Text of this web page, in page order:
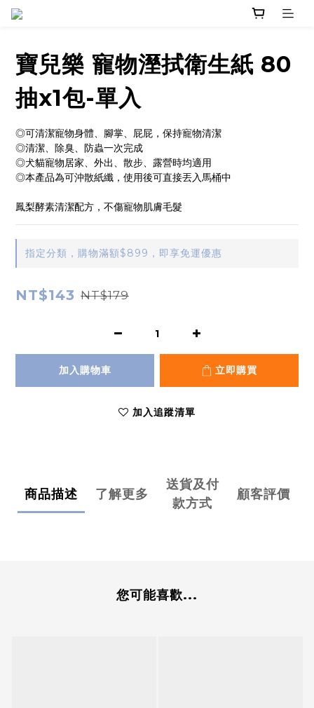
寶兒樂 寵物溼拭衛生紙 80
抽x1包-單入
◎可清潔寵物身體、腳掌、屁屁，保持寵物清潔
◎清潔、除臭、防蟲一次完成
◎犬貓寵物居家、外出、散步、露營時均適用
◎本產品為可沖散紙纖，使用後可直接丟入馬桶中
鳳梨酵素清潔配方，不傷寵物肌膚毛髮
指定分類，購物滿額$899，即享免運優惠
NT$143 NT$179
加入購物車 立即購買
加入追蹤清單
商品描述 了解更多
送貨及付
款方式
顧客評價
您可能喜歡...